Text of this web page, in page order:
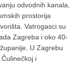
odvodnih kanala,
prostorija
Vatrogasci su
Zagreba i oko 40-
U Zagrebu
i